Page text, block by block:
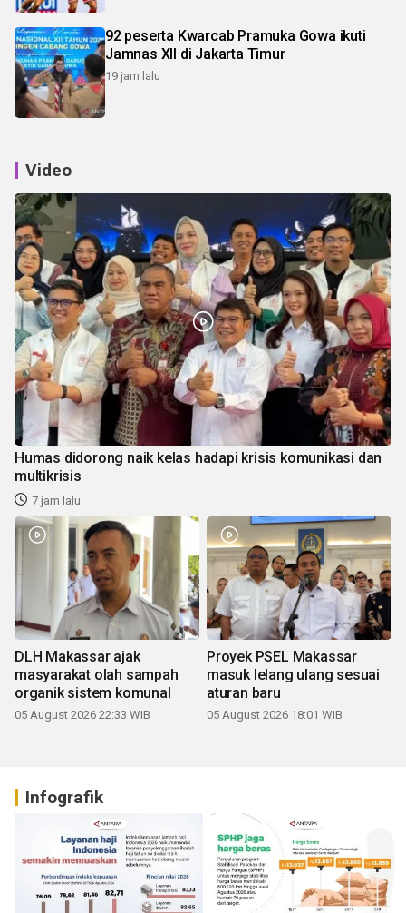
92 peserta Kwarcab Pramuka Gowa ikuti
Jamnas XII di Jakarta Timur
19 jam lalu
Video
Humas didorong naik kelas hadapi krisis komunikasi dan
multikrisis
7 jam lalu
DLH Makassar ajak
masyarakat olah sampah
organik sistem komunal
05 August 2026 22:33 WIB
Proyek PSEL Makassar
masuk lelang ulang sesuai
aturan baru
05 August 2026 18:01 WIB
Infografik